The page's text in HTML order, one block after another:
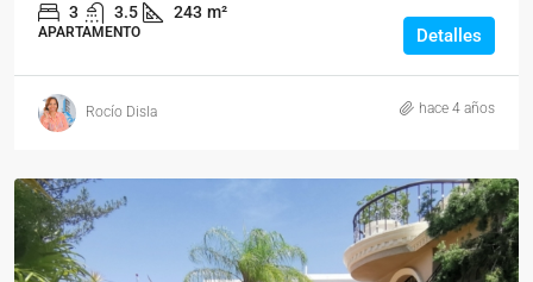
3 3.5 243 m²
APARTAMENTO Detalles
Rocío Disla hace 4 años